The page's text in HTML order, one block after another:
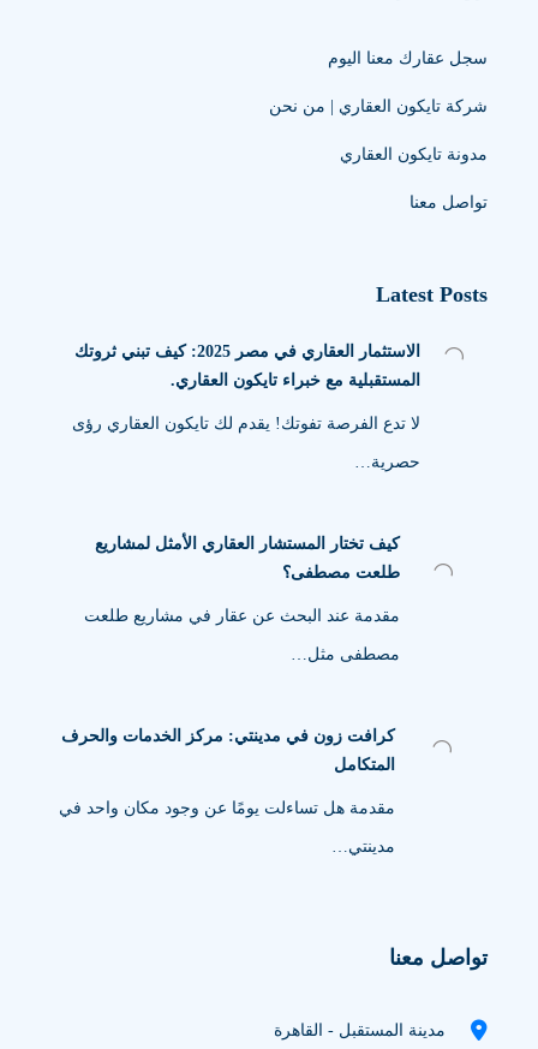
سجل عقارك معنا اليوم
شركة تايكون العقاري | من نحن
مدونة تايكون العقاري
تواصل معنا
Latest Posts
الاستثمار العقاري في مصر 2025: كيف تبني ثروتك
المستقبلية مع خبراء تايكون العقاري.
لا تدع الفرصة تفوتك! يقدم لك تايكون العقاري رؤى
حصرية…
كيف تختار المستشار العقاري الأمثل لمشاريع
طلعت مصطفى؟
مقدمة عند البحث عن عقار في مشاريع طلعت
مصطفى مثل…
كرافت زون في مدينتي: مركز الخدمات والحرف
المتكامل
مقدمة هل تساءلت يومًا عن وجود مكان واحد في
مدينتي…
تواصل معنا
مدينة المستقبل - القاهرة